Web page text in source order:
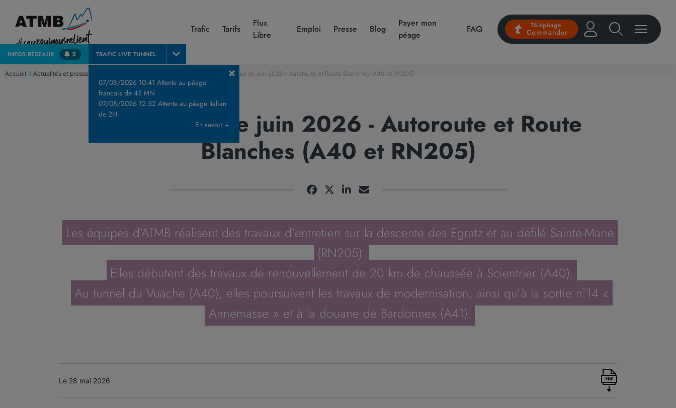
Trafic Tarifs
Flux
Libre
Emploi Presse Blog
Payer mon
péage
FAQ Télépéage
Commander
INFOS RÉSEAUX 2 TRAFIC LIVE TUNNEL
07/08/2026 10:41 Attente au péage
francais de 45 MN
07/08/2026 12:52 Attente au péage Italien
de 2H
En savoir +
Accueil Actualités et presse Les travaux de juin 2026 – Autoroute et Route Blanches (A40 et RN205)
Les travaux de juin 2026 - Autoroute et Route
Blanches (A40 et RN205)
Les équipes d’ATMB réalisent des travaux d’entretien sur la descente des Egratz et au défilé Sainte-Marie
(RN205).
Elles débutent des travaux de renouvellement de 20 km de chaussée à Scientrier (A40).
Au tunnel du Vuache (A40), elles poursuivent les travaux de modernisation, ainsi qu’à la sortie n°14 «
Annemasse » et à la douane de Bardonnex (A41).
Le 28 mai 2026